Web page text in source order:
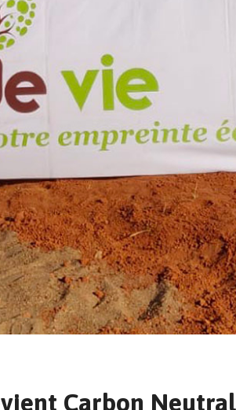
Carbon Neutral